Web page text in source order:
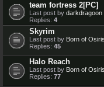
team fortress 2[PC]
Last post by darkdragoon
Replies: 4
Skyrim
Last post by Born of Osiris
Replies: 45
Halo Reach
Last post by Born of Osiris
Replies: 77